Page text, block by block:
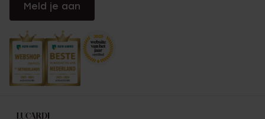
Meld je aan